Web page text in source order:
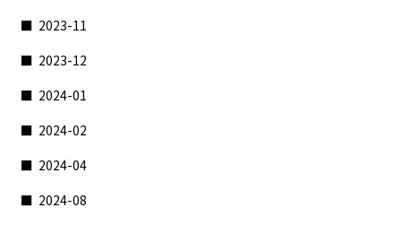
2023-11
2023-12
2024-01
2024-02
2024-04
2024-08